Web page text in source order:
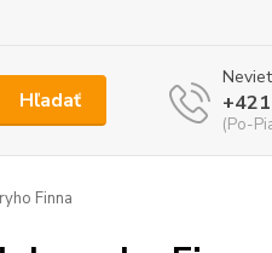
Hľadať
(Po-
Finna